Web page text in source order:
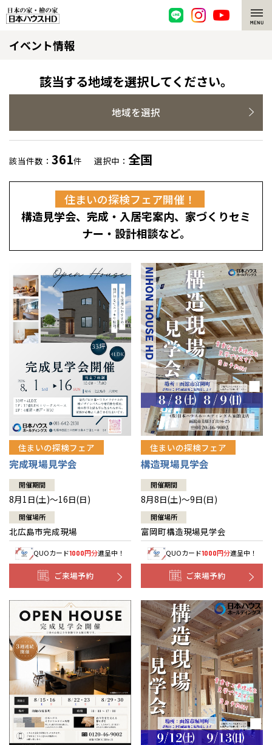
脱炭素・檜の家
環境にやさしい、脱炭素社会の住宅
耐震構造
高耐久住宅
高断熱・高気密の家
エネルギー自給自足
感謝訪問・長期保証
直営工事
1メーターモジュール
冷暖房標準装備
24時間対応コールセンター
デザイン賞各種受賞
セントラルヒーティング
選ばれる理由
檜の魅力 トップ
檜と日本人
1000年を超えて生きる檜
知られざる檜の効果・作用
理想の木材「檜」
注文住宅
グレートステージ
平屋の家
外観・インテリア集
暮らし方提案
住まいのコラム
住まいのお手入れ集
リフォーム トップ
選ばれる理由
リフォームの流れ
介護保険利用で快適リフォーム
賃貸併用住宅のメリット
安心のサポートシステム
展示場案内
分譲住宅・土地
分譲マンション
分譲マンション トップ
ワザックとは
高い信頼性
安心の管理体制
ギャラリー
会社情報
会社情報 トップ
ニュースリリース
代表ごあいさつ
企業理念
会社概要
事業部紹介
IR情報
木材調達指針
グループ会社紹介
CMギャラリー
採用情報
お問い合わせ
会員サイト
イベント情報
該当する地域を選択してください。
地域を選択
該当件数： 361件 選択中： 全国
住まいの探検フェア開催！
構造見学会、完成・入居宅案内、家づくりセミ
ナー・設計相談など。
住まいの探検フェア
完成現場見学会
開催期間
8月1日(土)～16日(日)
開催場所
北広島市完成現場
QUOカード1000円分進呈中！
ご来場予約
住まいの探検フェア
構造現場見学会
開催期間
8月8日(土)～9日(日)
開催場所
富岡町構造現場見学会
QUOカード1000円分進呈中！
ご来場予約